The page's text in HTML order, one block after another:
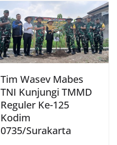
Tim Wasev Mabes
TNI Kunjungi TMMD
Reguler Ke-125
Kodim
0735/Surakarta